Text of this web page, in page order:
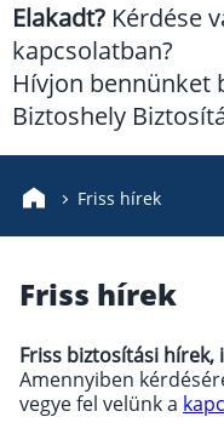
Biztosítási hírek
Elakadt? Kérdése
kapcsolatban?
Hívjon bennünket
Biztoshely
Friss hírek
Friss hírek
Friss biztosítási
Amennyiben
vegye fel velünk a